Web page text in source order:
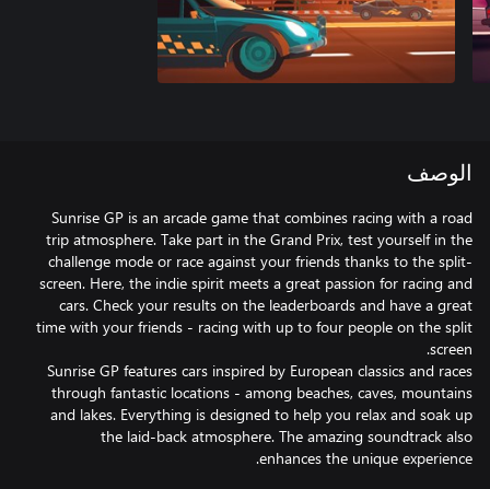
الوصف
Sunrise GP is an arcade game that combines racing with a road
trip atmosphere. Take part in the Grand Prix, test yourself in the
challenge mode or race against your friends thanks to the split-
screen. Here, the indie spirit meets a great passion for racing and
cars. Check your results on the leaderboards and have a great
time with your friends - racing with up to four people on the split
Sunrise GP features cars inspired by European classics and races
through fantastic locations - among beaches, caves, mountains
and lakes. Everything is designed to help you relax and soak up
the laid-back atmosphere. The amazing soundtrack also
enhances the unique experience.